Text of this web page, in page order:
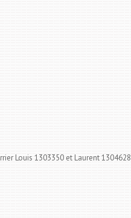
Louis 1303350 et Laurent 1304628